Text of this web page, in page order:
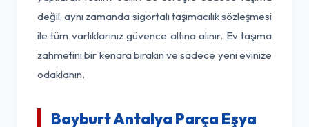
değil, aynı zamanda sigortalı taşımacılık sözleşmesi
ile tüm varlıklarınız güvence altına alınır. Ev taşıma
zahmetini bir kenara bırakın ve sadece yeni evinize
odaklanın.
Bayburt Antalya Parça Eşya